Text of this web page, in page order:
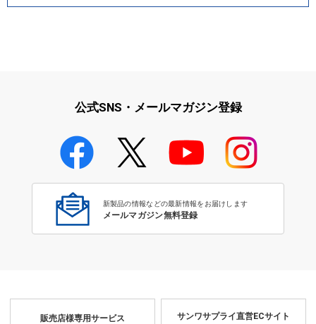
公式SNS・メールマガジン登録
新製品の情報などの最新情報をお届けします
メールマガジン無料登録
販売店様専用サービス サンワサプライ直営ECサイト